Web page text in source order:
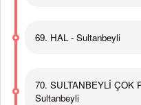
69. HAL - Sultanbeyli
70. SULTANBEYLİ ÇOK
Sultanbeyli